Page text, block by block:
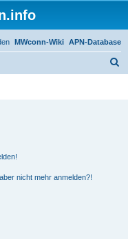
APN-Database
MWconn-Wiki
nicht mehr anmelden?!